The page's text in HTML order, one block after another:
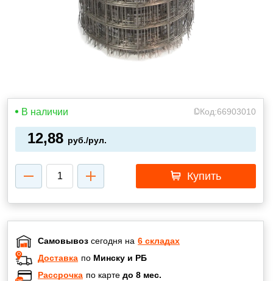
В наличии Код:66903010
12,88 руб./рул.
Купить
Самовывоз сегодня на 6 складах
Доставка по Минску и РБ
Рассрочка по карте до 8 мес.